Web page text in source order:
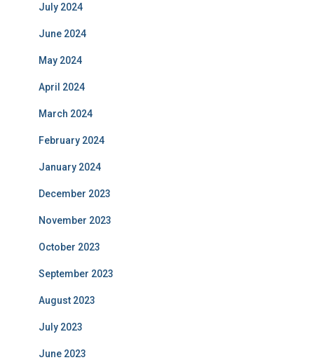
July 2024
June 2024
May 2024
April 2024
March 2024
February 2024
January 2024
December 2023
November 2023
October 2023
September 2023
August 2023
July 2023
June 2023